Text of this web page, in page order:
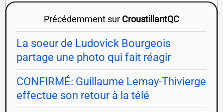
Précédemment sur CroustillantQC
La soeur de Ludovick Bourgeois
partage une photo qui fait réagir
CONFIRMÉ: Guillaume Lemay-Thivierge
effectue son retour à la télé